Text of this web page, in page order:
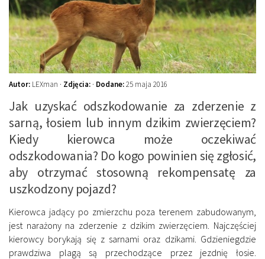
Auto z niemiec
Galerie
Autor: LEXman · Zdjęcia: · Dodane:25 maja 2016
Jak uzyskać odszkodowanie za zderzenie z
sarną, łosiem lub innym dzikim zwierzęciem?
Kiedy kierowca może oczekiwać
odszkodowania? Do kogo powinien się zgłosić,
aby otrzymać stosowną rekompensatę za
uszkodzony pojazd?
Kierowca jadący po zmierzchu poza terenem zabudowanym,
jest narażony na zderzenie z dzikim zwierzęciem. Najczęściej
kierowcy borykają się z sarnami oraz dzikami. Gdzieniegdzie
prawdziwa plagą są przechodzące przez jezdnię łosie.